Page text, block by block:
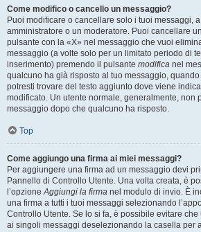
Come modifico o cancello un messaggio?
Puoi modificare o cancellare solo i tuoi messaggi,
amministratore o un moderatore. Puoi cancellare
pulsante con la «X» nel messaggio che vuoi
messaggio (a volte solo per un limitato periodo di
inserimento) premendo il pulsante modifica nel
qualcuno ha già risposto al tuo messaggio,
potresti trovare del testo aggiunto dove viene
modificato. Un utente normale, generalmente, non
messaggio dopo che qualcuno ha risposto.
Top
Come aggiungo una firma ai miei messaggi?
Per aggiungere una firma ad un messaggio devi
Pannello di Controllo Utente. Una volta creata, è
l’opzioneAggiungi la firma nel modulo di invio. È
una firma a tutti i tuoi messaggi selezionando
Controllo Utente. Se lo si fa, è possibile evitare
ai singoli messaggi deselezionando la casella per